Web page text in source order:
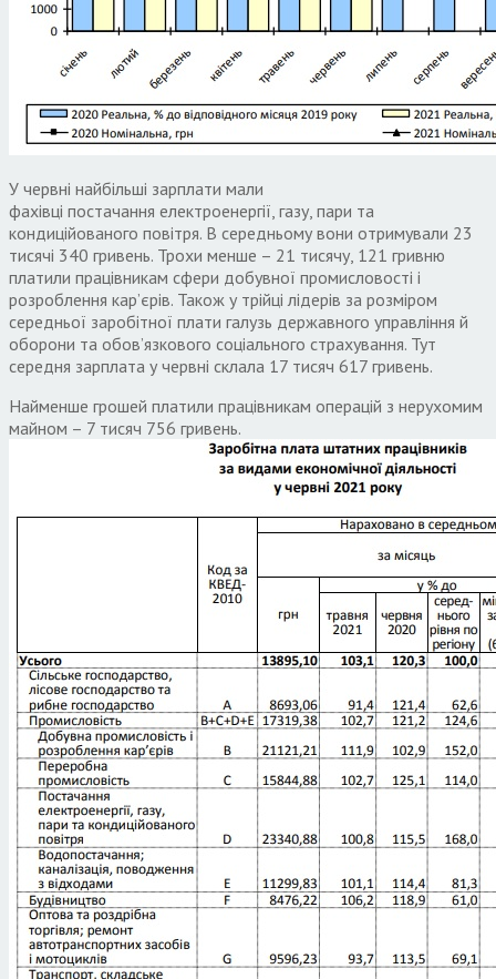
У червні найбільші зарплати мали
фахівці постачання електроенергії, газу, пари та
кондиційованого повітря. В середньому вони отримували 23
тисячі 340 гривень. Трохи менше – 21 тисячу, 121 гривню
платили працівникам сфери добувної промисловості і
розроблення кар’єрів. Також у трійці лідерів за розміром
середньої заробітної плати галузь державного управління й
оборони та обов’язкового соціального страхування. Тут
середня зарплата у червні склала 17 тисяч 617 гривень.
Найменше грошей платили працівникам операцій з нерухомим
майном – 7 тисяч 756 гривень.